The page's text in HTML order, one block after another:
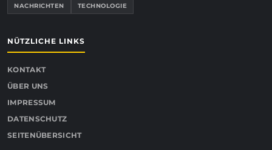
NACHRICHTEN
TECHNOLOGIE
NÜTZLICHE LINKS
KONTAKT
ÜBER UNS
IMPRESSUM
DATENSCHUTZ
SEITENÜBERSICHT